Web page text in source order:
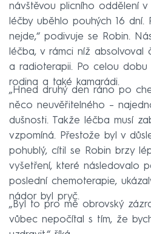
návštěvou plicního oddělení
léčby uběhlo pouhých 16 dní.
nejde,“ podivuje se Robin.
léčba, v rámci níž absolvoval
a radioterapii. Po celou
rodina a také kamarádi.
„Hned druhý den ráno po
něco neuvěřitelného –
dušnosti. Takže léčba musí
vzpomíná. Přestože byl v
pohublý, cítil se Robin brzy
vyšetření, které následovalo
poslední chemoterapie,
nádor byl pryč.
„Byl to pro mě obrovský
vůbec nepočítal s tím, že